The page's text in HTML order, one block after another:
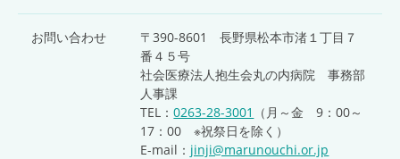
お問い合わせ
〒390-8601 長野県松本市渚１丁目７
番４５号
社会医療法人抱生会丸の内病院 事務部
人事課
TEL：0263-28-3001
（月～金 9：00～
17：00 ※祝祭日を除く）
E-mail： jinji@marunouchi.or.jp